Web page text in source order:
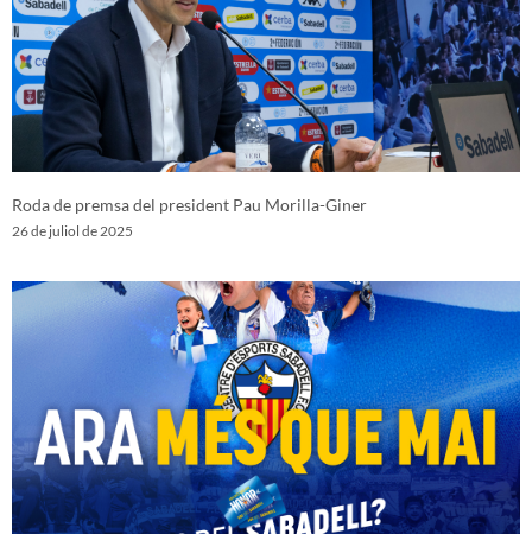
Roda de premsa del president Pau Morilla-Giner
26 de juliol de 2025